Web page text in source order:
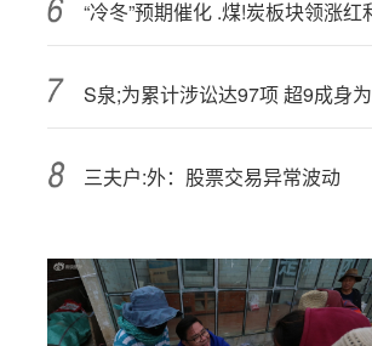
S泉;为累计涉讼达97项 超9成身为被告
三夫户:外：股票交易异常波动